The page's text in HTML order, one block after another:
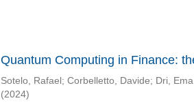
Quantum Computing in Finance:
Sotelo, Rafael ; Corbelletto, Davide; Dri,
(2024)